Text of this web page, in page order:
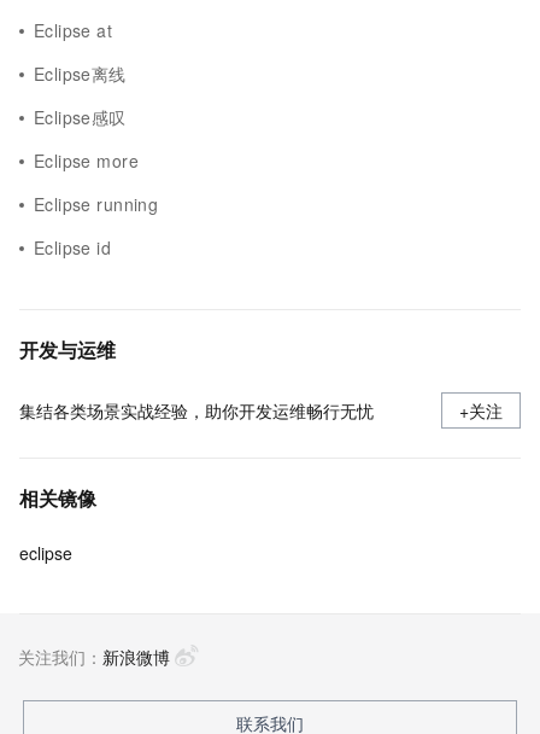
Eclipse at
Eclipse离线
Eclipse感叹
Eclipse more
Eclipse running
Eclipse id
开发与运维
集结各类场景实战经验，助你开发运维畅行无忧 +关注
相关镜像
eclipse
关注我们： 新浪微博
联系我们